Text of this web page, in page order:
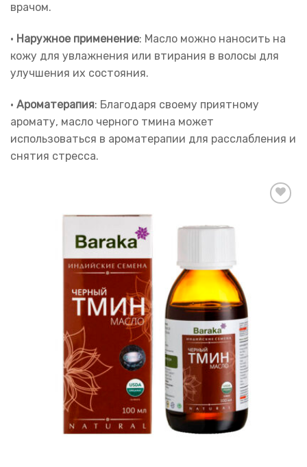
врачом.
• Наружное применение: Масло можно наносить на
кожу для увлажнения или втирания в волосы для
улучшения их состояния.
• Ароматерапия: Благодаря своему приятному
аромату, масло черного тмина может
использоваться в ароматерапии для расслабления и
снятия стресса.